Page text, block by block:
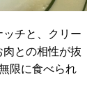
ッチと、クリー
との相性が抜
限に食べられ